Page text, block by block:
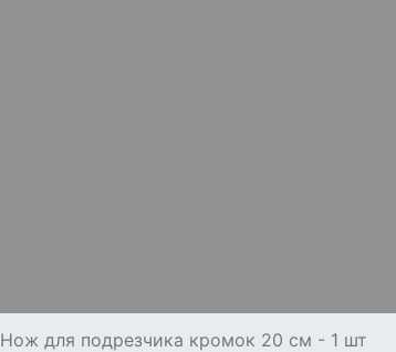
Нож для подрезчика кромок 20 см - 1 шт